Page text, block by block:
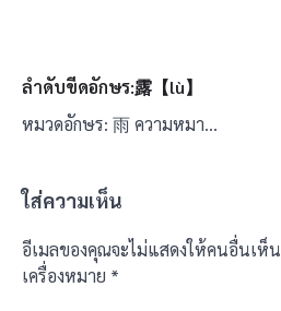
ลำดับขีดอักษร:露【lù】
หมวดอักษร: 雨 ความหมา…
ใส่ความเห็น
อีเมลของคุณจะไม่แสดงให้คนอื่นเห็น
เครื่องหมาย *